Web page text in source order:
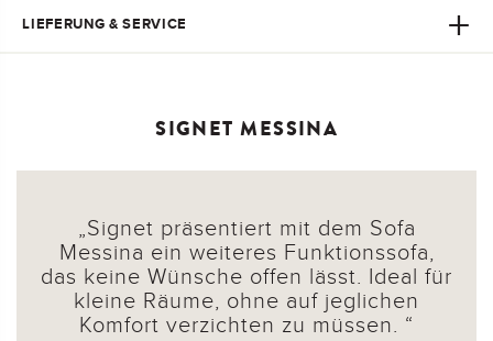
LIEFERUNG & SERVICE
SIGNET MESSINA
Signet präsentiert mit dem Sofa
Messina ein weiteres Funktionssofa,
das keine Wünsche offen lässt. Ideal für
kleine Räume, ohne auf jeglichen
Komfort verzichten zu müssen.